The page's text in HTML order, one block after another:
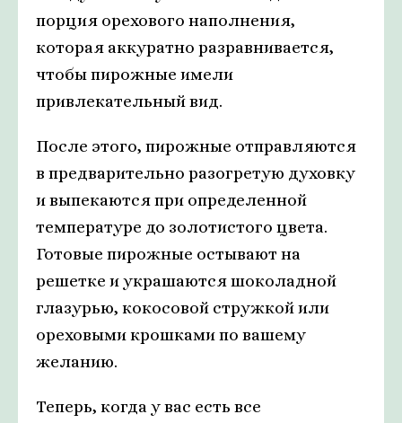
порция орехового наполнения,
которая аккуратно разравнивается,
чтобы пирожные имели
привлекательный вид.
После этого, пирожные отправляются
в предварительно разогретую духовку
и выпекаются при определенной
температуре до золотистого цвета.
Готовые пирожные остывают на
решетке и украшаются шоколадной
глазурью, кокосовой стружкой или
ореховыми крошками по вашему
желанию.
Теперь, когда у вас есть все